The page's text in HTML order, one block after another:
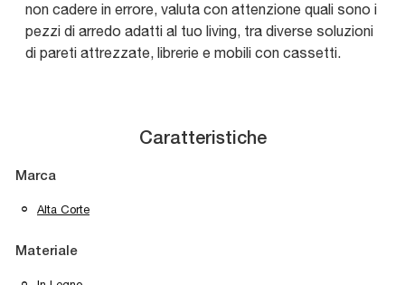
non cadere in errore, valuta con attenzione quali sono i
pezzi di arredo adatti al tuo living, tra diverse soluzioni
di pareti attrezzate, librerie e mobili con cassetti.
Caratteristiche
Marca
Alta Corte
Materiale